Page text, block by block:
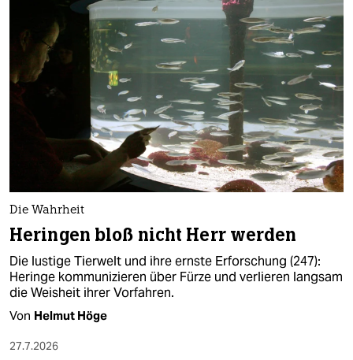
Die Wahrheit
Heringen bloß nicht Herr werden
Die lustige Tierwelt und ihre ernste Erforschung (247):
Heringe kommunizieren über Fürze und verlieren langsam
die Weisheit ihrer Vorfahren.
Von Helmut Höge
27.7.2026